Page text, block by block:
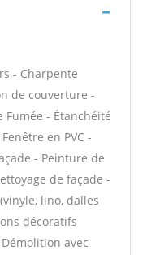
- Charpente
de couverture -
- Étanchéité
en PVC -
- Peinture de
de façade -
lino, dalles
décoratifs
avec